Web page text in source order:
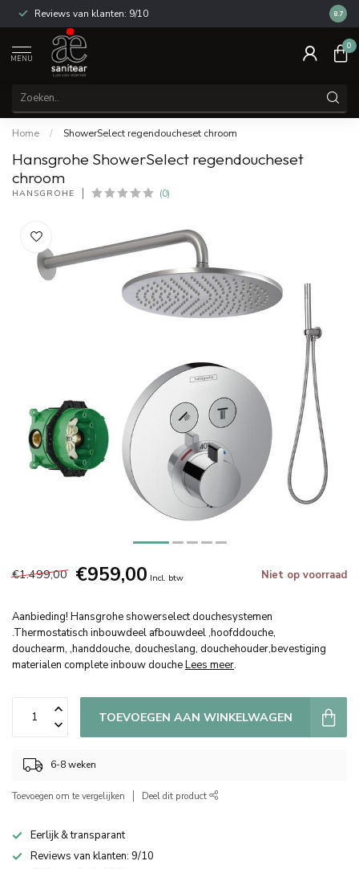
Reviews van klanten: 9/10 14
8.7
MENU
0
Home / ShowerSelect regendoucheset chroom
Hansgrohe ShowerSelect regendoucheset
chroom
HANSGROHE (0)
€1.499,00 €959,00 Incl. btw Niet op voorraad
Aanbieding! Hansgrohe showerselect douchesystemen
.Thermostatisch inbouwdeel afbouwdeel ,hoofddouche,
douchearm, ,handdouche, doucheslang, douchehouder,bevestiging
materialen complete inbouw doucheLees meer.
TOEVOEGEN AAN WINKELWAGEN
6-8 weken
Toevoegen om te vergelijken Deel dit product
Eerlijk & transparant
Reviews van klanten: 9/10